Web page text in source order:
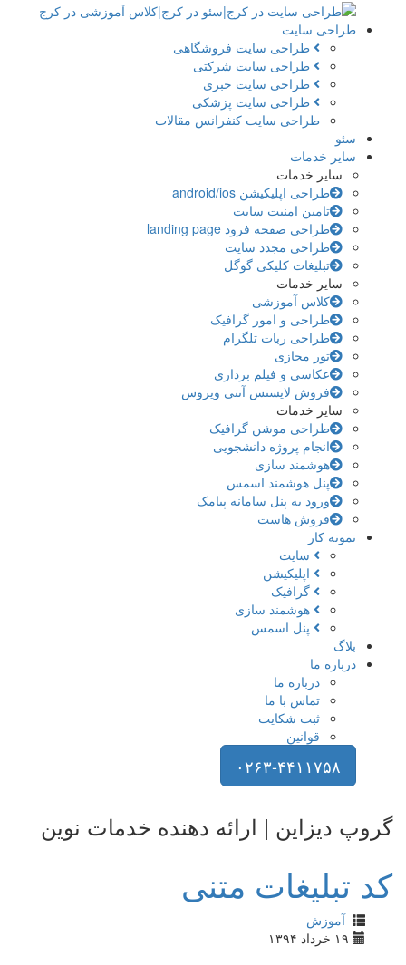
طراحی سایت
طراحی سایت فروشگاهی
طراحی سایت شرکتی
طراحی سایت خبری
طراحی سایت پزشکی
طراحی سایت کنفرانس مقالات
سئو
سایر خدمات
سایر خدمات
طراحی اپلیکیشن android/ios
تامین امنیت سایت
طراحی صفحه فرود landing page
طراحی مجدد سایت
تبلیغات کلیکی گوگل
سایر خدمات
کلاس آموزشی
طراحی و امور گرافیک
طراحی ربات تلگرام
تور مجازی
عکاسی و فیلم برداری
فروش لایسنس آنتی ویروس
سایر خدمات
طراحی موشن گرافیک
انجام پروژه دانشجویی
هوشمند سازی
پنل هوشمند اسمس
ورود به پنل سامانه پیامک
فروش هاست
نمونه کار
سایت
اپلیکیشن
گرافیک
هوشمند سازی
پنل اسمس
بلاگ
درباره ما
درباره ما
تماس با ما
ثبت شکایت
قوانین
۰۲۶۳-۴۴۱۱۷۵۸
گروپ دیزاین | ارائه دهنده خدمات نوین
کد تبلیغات متنی
آموزش
۱۹ خرداد ۱۳۹۴